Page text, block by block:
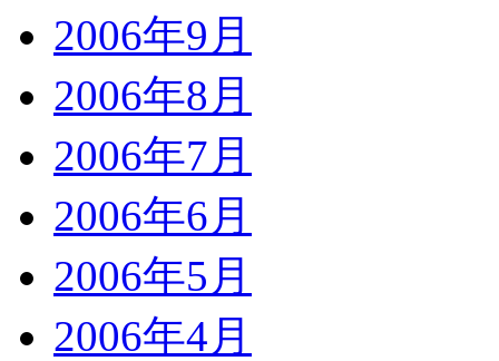
2006年9月
2006年8月
2006年7月
2006年6月
2006年5月
2006年4月